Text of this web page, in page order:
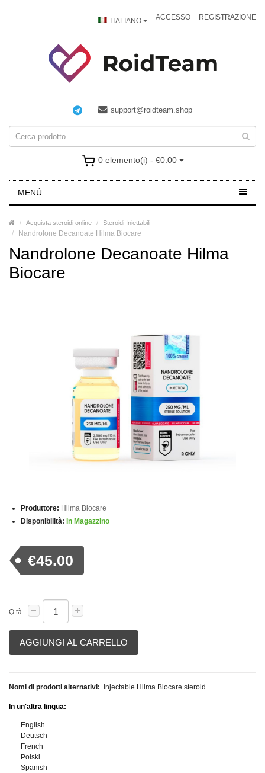
ITALIANO ACCESSO REGISTRAZIONE
support@roidteam.shop
0 elemento(i) - €0.00
MENÙ
Acquista steroidi online Steroidi Iniettabili
Nandrolone Decanoate Hilma Biocare
Nandrolone Decanoate Hilma
Biocare
Produttore: Hilma Biocare
Disponibilità: In Magazzino
€45.00
Q.tà
AGGIUNGI AL CARRELLO
Nomi di prodotti alternativi: Injectable Hilma Biocare steroid
In un'altra lingua:
English
Deutsch
French
Polski
Spanish